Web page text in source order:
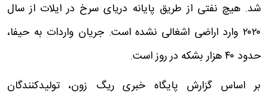
شد. هیچ نفتی از طریق پایانه دریای سرخ در ایلات از سال
۲۰۲۰ وارد اراضی اشغالی نشده است. جریان واردات به حیفا،
حدود ۴۰ هزار بشکه در روز است.
بر اساس گزارش پایگاه خبری ریگ زون، تولیدکنندگان